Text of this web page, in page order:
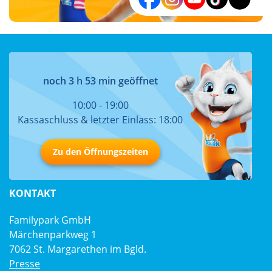
noch 3 h 53 min geöffnet
10:00 - 19:00
Kassaschluss & letzter Einlass: 18:00
Zu den Öffnungszeiten
KONTAKT
Familypark GmbH
Märchenparkweg 1
7062 St. Margarethen im Bgld.
Presse